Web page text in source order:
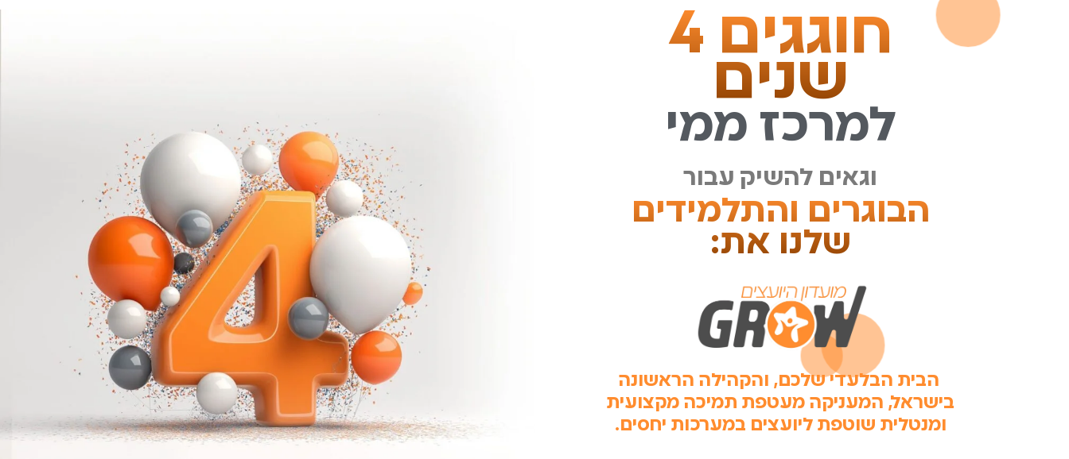
חוגגים 4
שנים
למרכז ממי
וגאים להשיק עבור
הבוגרים והתלמידים
שלנו את:
הבית הבלעדי שלכם, והקהילה הראשונה
בישראל, המעניקה מעטפת תמיכה מקצועית
ומנטלית שוטפת ליועצים במערכות יחסים.